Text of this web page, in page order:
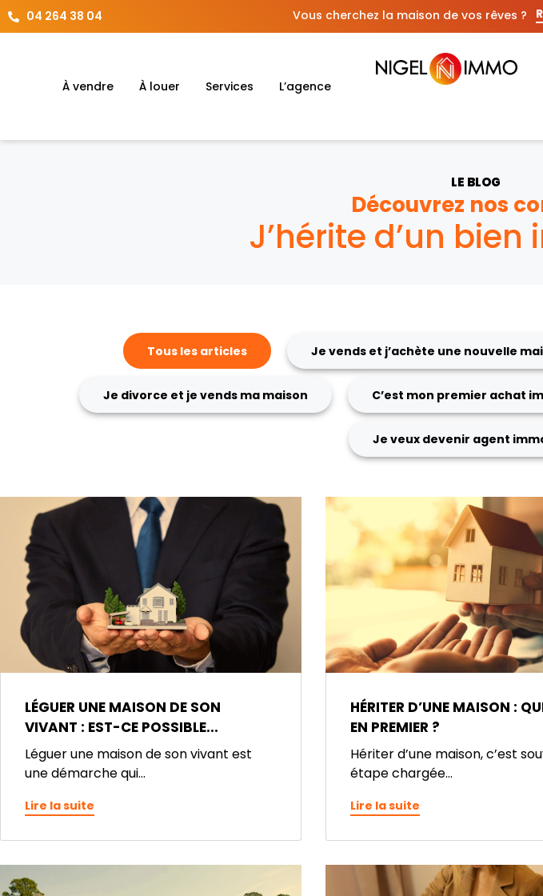
04 264 38 04 Vous cherchez la maison de vos rêves ?
À vendre À louer Services L’agence
LE BLOG
Découvrez nos
J’hérite d’un
Tous les articles Je vends et j’achète une nouvelle
Je divorce et je vends ma maison C’est mon premier achat
Je veux devenir agent
LÉGUER UNE MAISON DE SON
VIVANT : EST-CE POSSIBLE...
Léguer une maison de son vivant est
une démarche qui...
Lire la suite
HÉRITER D’UNE MAISON :
EN PREMIER ?
Hériter d’une maison, c’est
étape chargée...
Lire la suite